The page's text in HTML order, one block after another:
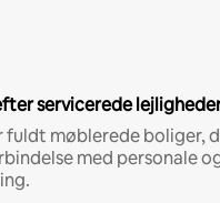
servicerede
fuldt møblerede boliger,
med personale